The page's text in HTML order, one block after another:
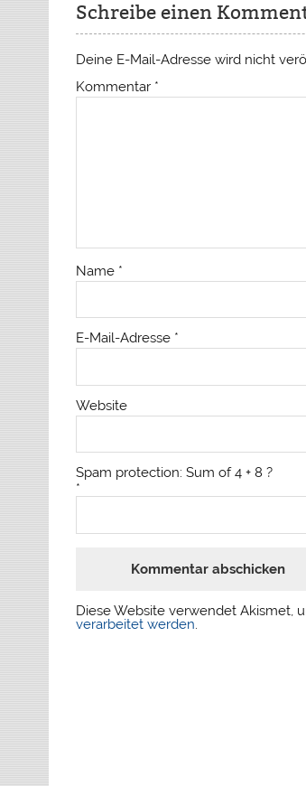
Schreibe einen
Deine E-Mail-Adresse wird nicht
Kommentar *
Name *
E-Mail-Adresse *
Website
Spam protection: Sum of 4 + 8 ?
*
Diese Website verwendet Akismet,
verarbeitet werden.